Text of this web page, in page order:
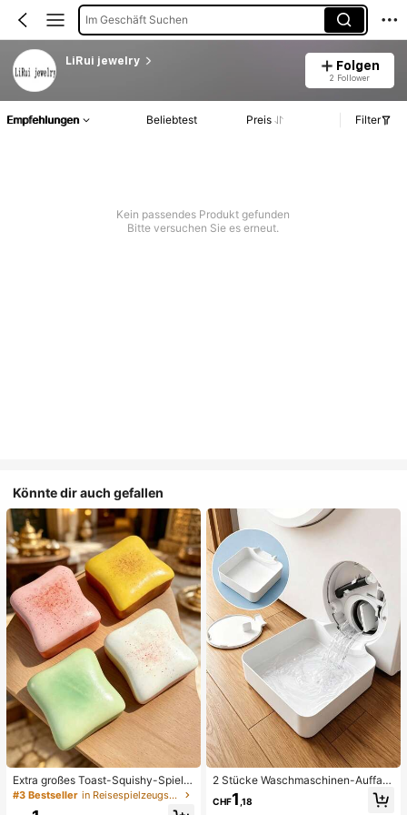
Im Geschäft Suchen
LiRui jewelry Folgen
2 Follower
Empfehlungen Beliebtest Preis Filter
Kein passendes Produkt gefunden
Bitte versuchen Sie es erneut.
Könnte dir auch gefallen
Extra großes Toast-Squishy-Spielz
eug, superweiches Buttertoast-Stre
ssabbau-Drückspielzeug, erhältlich
#3 Bestseller in Reisespielzeugset Quetschspielzeug für Teenager
2 Stücke Waschmaschinen-Auffan
gwanne Tropfschale, wasserdichte
Bodenschutzmatte für Waschraum,
CHF1 ,18